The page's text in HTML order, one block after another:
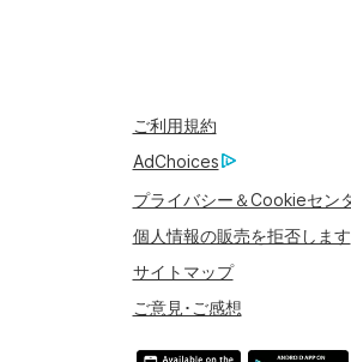
ご利用規約
AdChoices
プライバシー＆Cookieセン
個人情報の販売を拒否します
サイトマップ
ご意見･ご感想